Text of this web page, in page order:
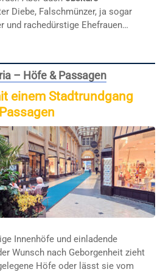
Diebe, Falschmünzer, ja sogar
und rachedürstige Ehefrauen…
– Höfe & Passagen
einem Stadtrundgang
Innenhöfe und einladende
Wunsch nach Geborgenheit zieht
Höfe oder lässt sie vom